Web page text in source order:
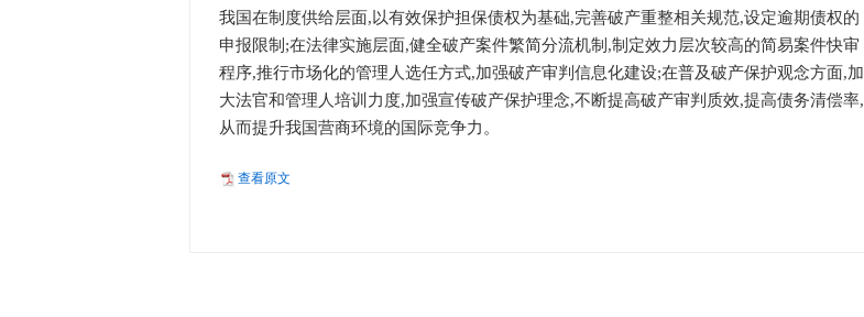
我国在制度供给层面,以有效保护担保债权为基础,完善破产重整相关规范,设定逾期债权的
申报限制;在法律实施层面,健全破产案件繁简分流机制,制定效力层次较高的简易案件快审
程序,推行市场化的管理人选任方式,加强破产审判信息化建设;在普及破产保护观念方面,加
大法官和管理人培训力度,加强宣传破产保护理念,不断提高破产审判质效,提高债务清偿率,
从而提升我国营商环境的国际竞争力。
查看原文